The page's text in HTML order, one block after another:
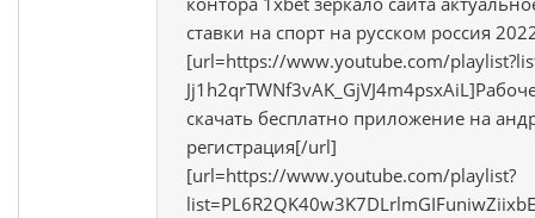
ставки на спорт на русском россия
[url=https://www.youtube.com/
скачать бесплатно приложение на
регистрация[/url]
[url=https://www.youtube.com/playlist?